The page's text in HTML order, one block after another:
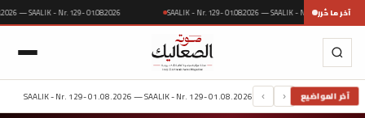
آخر ما حُرر 01.08.2026 — SAALIK - Nr. 129- 01.08.2026 SAALIK - Nr. 129- 01.08.2026 — SAALIK - Nr. 129-
آخر المواضيع ‹
›
SAALIK - Nr. 129- 01.08.2026 — SAALIK - Nr. 129- 01.08.2026